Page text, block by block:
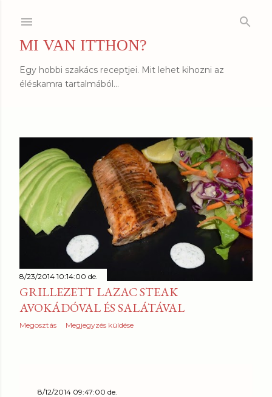
MI VAN ITTHON?
Egy hobbi szakács receptjei. Mit lehet kihozni az
éléskamra tartalmából...
B
e
j
e
y
z
é
s
8/23/2014 10:14:00 de.
GRILLEZETT LAZAC STEAK
AVOKÁDÓVAL ÉS SALÁTÁVAL
Megosztás Megjegyzés küldése
8/12/2014 09:47:00 de.